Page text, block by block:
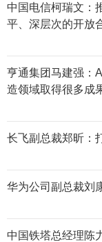
中国电信柯瑞文：
平、深层次的开放
亨通集团马建强：
造领域取得很多成
长飞副总裁郑昕：
华为公司副总裁刘
中国铁塔总经理陈